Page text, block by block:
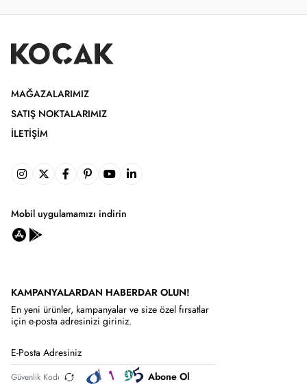
MAĞAZALARIMIZ
SATIŞ NOKTALARIMIZ
İLETIŞIM
Mobil uygulamamızı indirin
KAMPANYALARDAN HABERDAR OLUN!
En yeni ürünler, kampanyalar ve size özel fırsatlar
için e-posta adresinizi giriniz.
Abone Ol